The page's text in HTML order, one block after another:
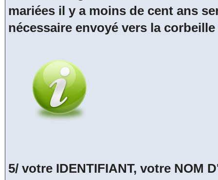
mariées il y a moins de cent ans
nécessaire envoyé vers la
5/ votre IDENTIFIANT, votre NOM